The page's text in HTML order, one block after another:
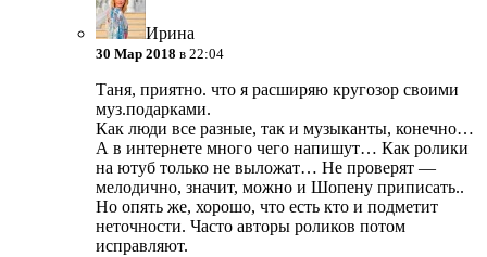
Ирина
30 Мар 2018 в 22:04
Таня, приятно. что я расширяю кругозор своими
муз.подарками.
Как люди все разные, так и музыканты, конечно…
А в интернете много чего напишут… Как ролики
на ютуб только не выложат… Не проверят —
мелодично, значит, можно и Шопену приписать..
Но опять же, хорошо, что есть кто и подметит
неточности. Часто авторы роликов потом
исправляют.